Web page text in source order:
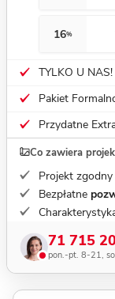
16%
TYLKO U
Pakiet
Przydatne
Co zawiera
Projekt
Bezpłatne
71 715
pon.-pt. 8-21,